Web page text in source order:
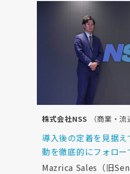
株式会社NSS （商業・流
導入後の定着を見据
動を徹底的にフォロー
Mazrica Sales（旧